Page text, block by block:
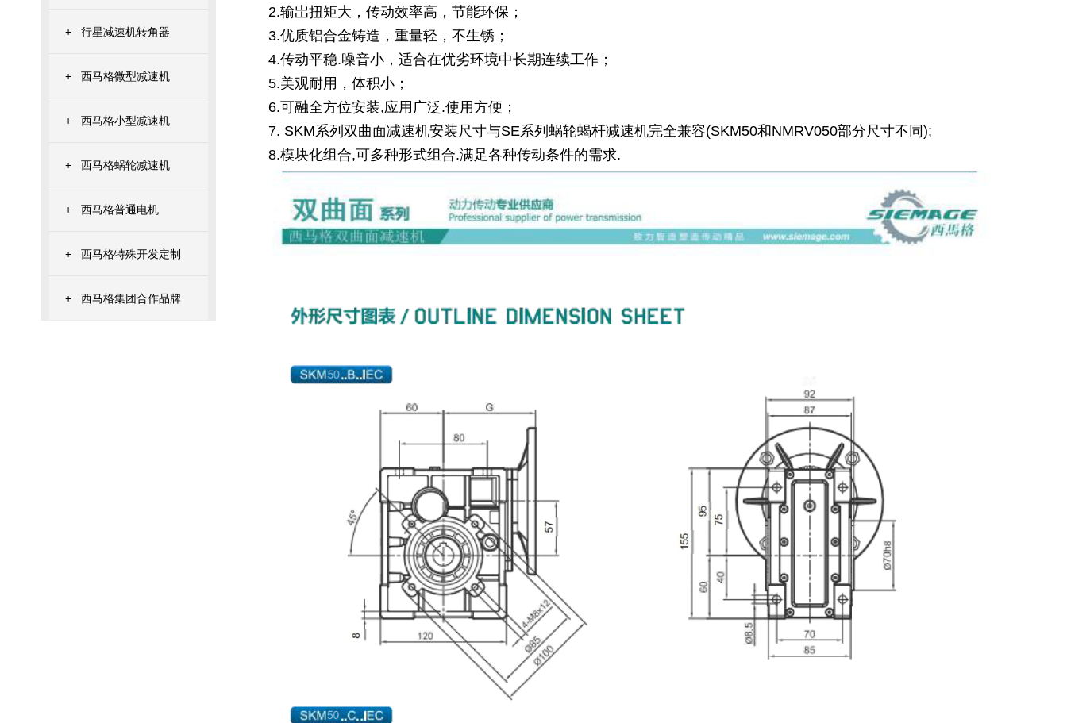
+ 行星减速机转角器
+ 西马格微型减速机
+ 西马格小型减速机
+ 西马格蜗轮减速机
+ 西马格普通电机
+ 西马格特殊开发定制
+ 西马格集团合作品牌
2.输岀扭矩大，传动效率高，节能环保；
3.优质铝合金铸造，重量轻，不生锈；
4.传动平稳.噪音小，适合在优劣环境中长期连续工作；
5.美观耐用，体积小；
6.可融全方位安装,应用广泛.使用方便；
7. SKM系列双曲面减速机安装尺寸与SE系列蜗轮蝎杆减速机完全兼容(SKM50和NMRV050部分尺寸不同);
8.模块化组合,可多种形式组合.满足各种传动条件的需求.